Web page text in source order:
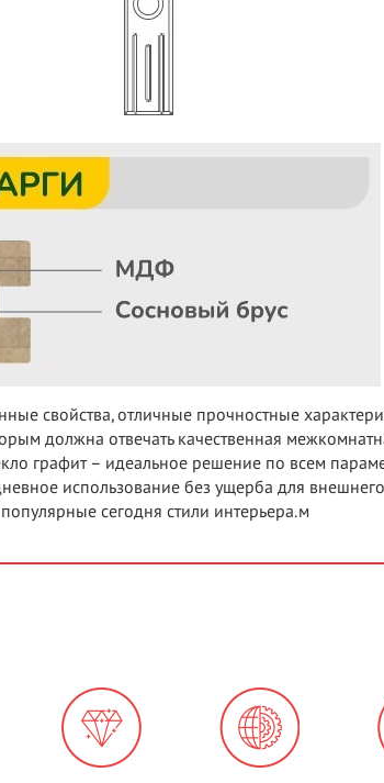
свойства, отличные прочностные
должна отвечать качественная
графит – идеальное решение по всем
использование без ущерба для
сегодня стили интерьера.м